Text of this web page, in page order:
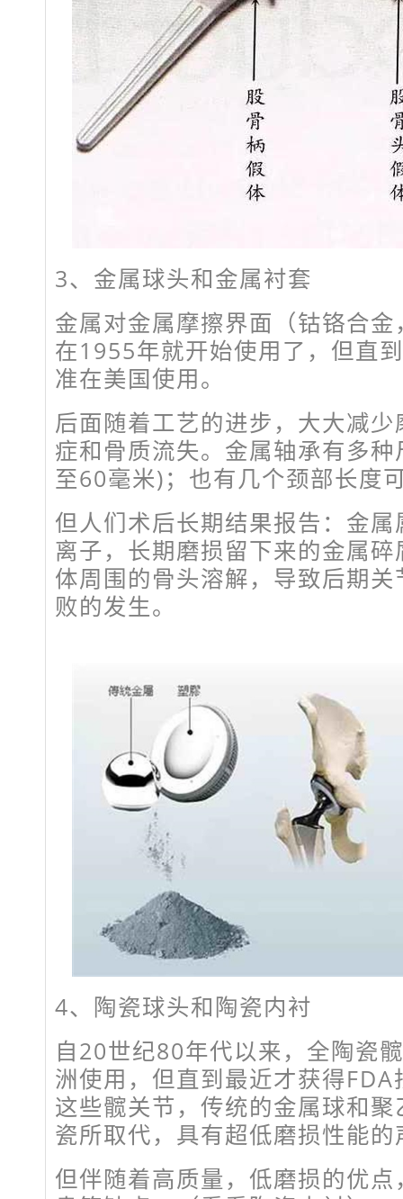
3、金属球头和金属衬套
金属对金属摩擦界面（钴铬合
在1955年就开始使用了，但直
准在美国使用。
后面随着工艺的进步，大大减
症和骨质流失。金属轴承有多
至60毫米)；也有几个颈部长度
但人们术后长期结果报告：金
离子，长期磨损留下来的金属
体周围的骨头溶解，导致后期
败的发生。
4、陶瓷球头和陶瓷内衬
自20世纪80年代以来，全陶瓷
洲使用，但直到最近才获得
这些髋关节，传统的金属球和
瓷所取代，具有超低磨损性能的
但伴随着高质量，低磨损的优